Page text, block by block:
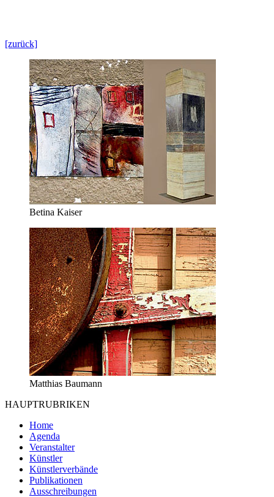
[zurück]
Betina Kaiser
Matthias Baumann
HAUPTRUBRIKEN
Home
Agenda
Veranstalter
Künstler
Künstlerverbände
Publikationen
Ausschreibungen